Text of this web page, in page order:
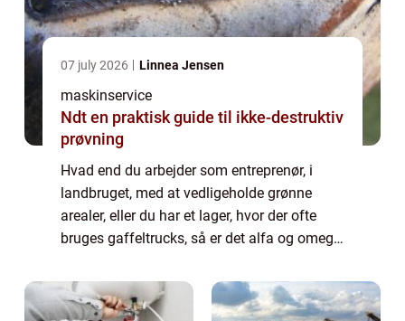
07 july 2026 Linnea Jensen
maskinservice
Ndt en praktisk guide til ikke-destruktiv
prøvning
Hvad end du arbejder som entreprenør, i
landbruget, med at vedligeholde grønne
arealer, eller du har et lager, hvor der ofte
bruges gaffeltrucks, så er det alfa og omega,
nemlig en årsa...